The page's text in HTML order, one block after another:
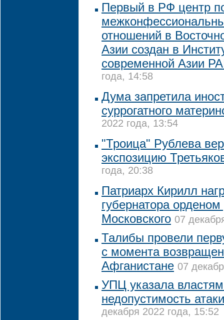
Первый в РФ центр
отношений в
Азии создан в
современной Азии
года, 14:58
Дума запретила
суррогатного
2022 года, 13:54
"Троица" Рублева
экспозицию
года, 20:38
Патриарх Кирилл
губернатора
Московского 07
Талибы провели
с момента
Афганистане 07
УПЦ указала
недопустимость
декабря 2022 года, 15:52